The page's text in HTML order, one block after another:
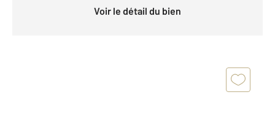
Voir le détail du bien